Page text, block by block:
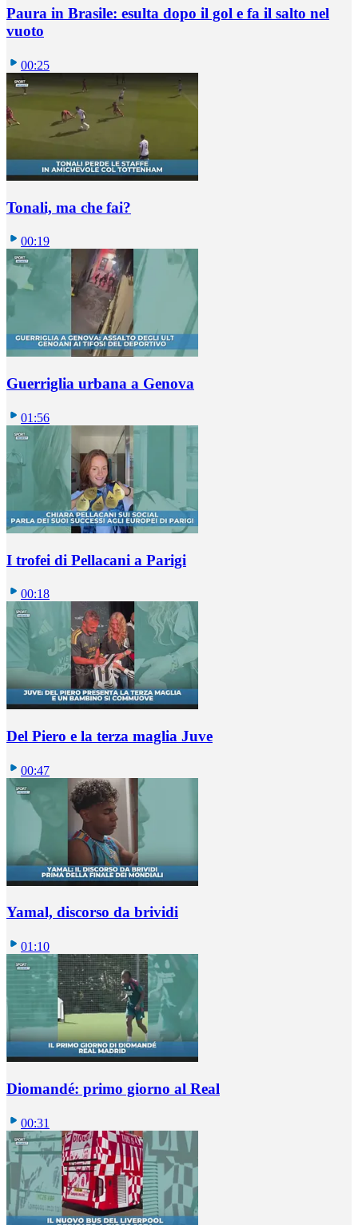
Paura in Brasile: esulta dopo il gol e fa il salto nel
vuoto
00:25
Tonali, ma che fai?
00:19
Guerriglia urbana a Genova
01:56
I trofei di Pellacani a Parigi
00:18
Del Piero e la terza maglia Juve
00:47
Yamal, discorso da brividi
01:10
Diomandé: primo giorno al Real
00:31